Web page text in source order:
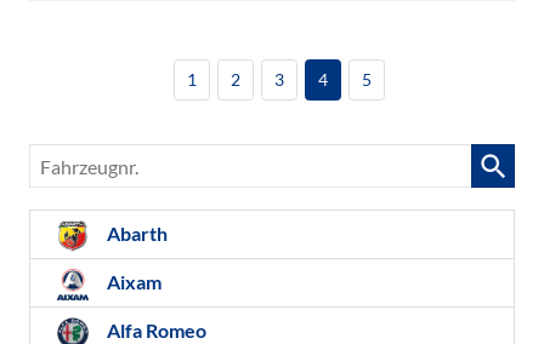
1 2 3 4 5
Fahrzeugnr.
Abarth
Aixam
Alfa Romeo